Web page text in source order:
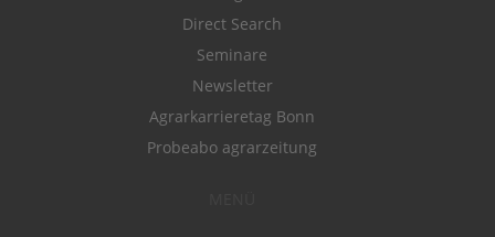
Direct Search
Seminare
Newsletter
Agrarkarrieretag Bonn
Probeabo agrarzeitung